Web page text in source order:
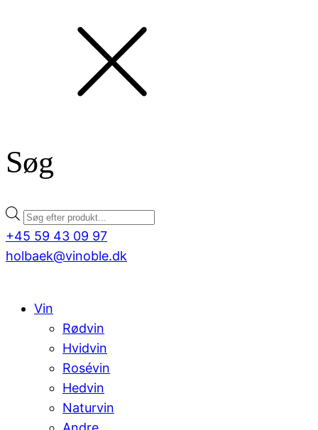
Søg
Products
search
+45 59 43 09 97
holbaek@vinoble.dk
Vin
Rødvin
Hvidvin
Rosévin
Hedvin
Naturvin